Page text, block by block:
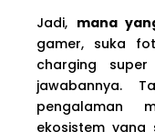
Jadi, mana
gamer, suka
charging
jawabannya.
pengalaman
ekosistem yang